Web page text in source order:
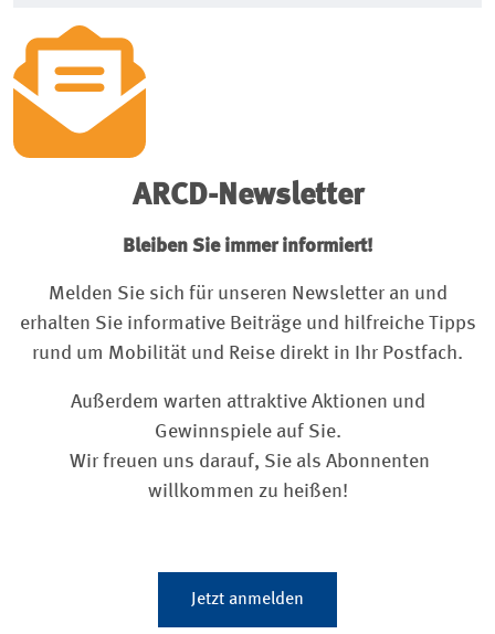
ARCD-Newsletter
Bleiben Sie immer informiert!
Melden Sie sich für unseren Newsletter an und
erhalten Sie informative Beiträge und hilfreiche Tipps
rund um Mobilität und Reise direkt in Ihr Postfach.
Außerdem warten attraktive Aktionen und
Gewinnspiele auf Sie.
Wir freuen uns darauf, Sie als Abonnenten
willkommen zu heißen!
Jetzt anmelden